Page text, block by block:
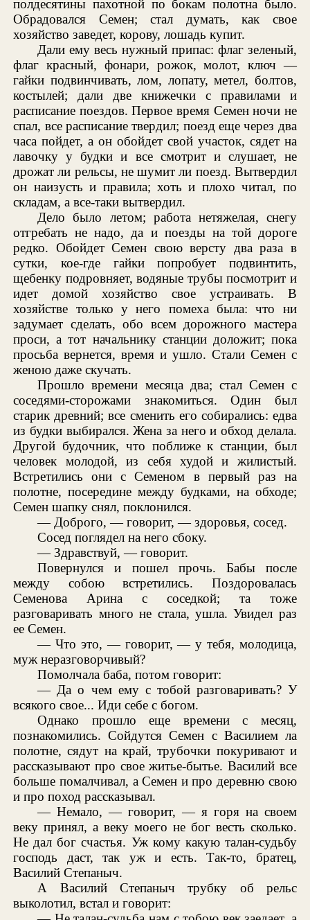
полдесятины пахотной по бокам полотна было.
Обрадовался Семен; стал думать, как свое
хозяйство заведет, корову, лошадь купит.
Дали ему весь нужный припас: флаг зеленый,
флаг красный, фонари, рожок, молот, ключ —
гайки подвинчивать, лом, лопату, метел, болтов,
костылей; дали две книжечки с правилами и
расписание поездов. Первое время Семен ночи не
спал, все расписание твердил; поезд еще через два
часа пойдет, а он обойдет свой участок, сядет на
лавочку у будки и все смотрит и слушает, не
дрожат ли рельсы, не шумит ли поезд. Вытвердил
он наизусть и правила; хоть и плохо читал, по
складам, а все-таки вытвердил.
Дело было летом; работа нетяжелая, снегу
отгребать не надо, да и поезды на той дороге
редко. Обойдет Семен свою версту два раза в
сутки, кое-где гайки попробует подвинтить,
щебенку подровняет, водяные трубы посмотрит и
идет домой хозяйство свое устраивать. В
хозяйстве только у него помеха была: что ни
задумает сделать, обо всем дорожного мастера
проси, а тот начальнику станции доложит; пока
просьба вернется, время и ушло. Стали Семен с
женою даже скучать.
Прошло времени месяца два; стал Семен с
соседями-сторожами знакомиться. Один был
старик древний; все сменить его собирались: едва
из будки выбирался. Жена за него и обход делала.
Другой будочник, что поближе к станции, был
человек молодой, из себя худой и жилистый.
Встретились они с Семеном в первый раз на
полотне, посередине между будками, на обходе;
Семен шапку снял, поклонился.
— Доброго, — говорит, — здоровья, сосед.
Сосед поглядел на него сбоку.
— Здравствуй, — говорит.
Повернулся и пошел прочь. Бабы после
между собою встретились. Поздоровалась
Семенова Арина с соседкой; та тоже
разговаривать много не стала, ушла. Увидел раз
ее Семен.
— Что это, — говорит, — у тебя, молодица,
муж неразговорчивый?
Помолчала баба, потом говорит:
— Да о чем ему с тобой разговаривать? У
всякого свое... Иди себе с богом.
Однако прошло еще времени с месяц,
познакомились. Сойдутся Семен с Василием ла
полотне, сядут на край, трубочки покуривают и
рассказывают про свое житье-бытье. Василий все
больше помалчивал, а Семен и про деревню свою
и про поход рассказывал.
— Немало, — говорит, — я горя на своем
веку принял, а веку моего не бог весть сколько.
Не дал бог счастья. Уж кому какую талан-судьбу
господь даст, так уж и есть. Так-то, братец,
Василий Степаныч.
А Василий Степаныч трубку об рельс
выколотил, встал и говорит: